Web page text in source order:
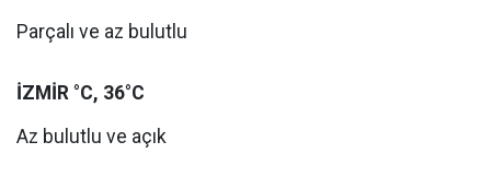
Parçalı ve az bulutlu
İZMİR °C, 36°C
Az bulutlu ve açık